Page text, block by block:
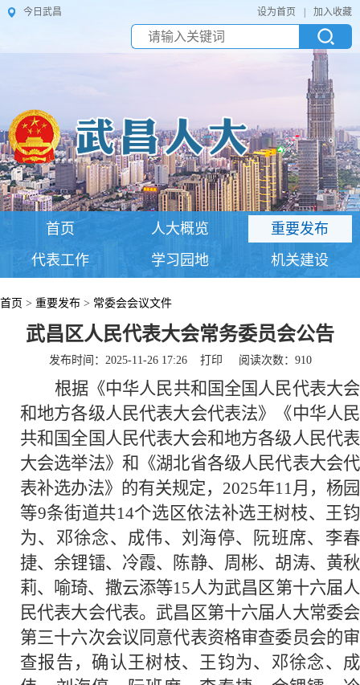
今日武昌 设为首页 加入收藏
首页 人大概览
重要发布
代表工作
学习园地 机关建设
首页 > 重要发布 > 常委会会议文件
武昌区人民代表大会常务委员会公告
发布时间：2025-11-26 17:26 打印 阅读次数： 910
根据《中华人民共和国全国人民代表大会
和地方各级人民代表大会代表法》《中华人民
共和国全国人民代表大会和地方各级人民代表
大会选举法》和《湖北省各级人民代表大会代
表补选办法》的有关规定，2025年11月，杨园
等9条街道共14个选区依法补选王树枝、王钧
为、邓徐念、成伟、刘海停、阮班席、李春
捷、余锂镭、冷霞、陈静、周彬、胡涛、黄秋
莉、喻琦、撒云添等15人为武昌区第十六届人
民代表大会代表。武昌区第十六届人大常委会
第三十六次会议同意代表资格审查委员会的审
查报告，确认王树枝、王钧为、邓徐念、成